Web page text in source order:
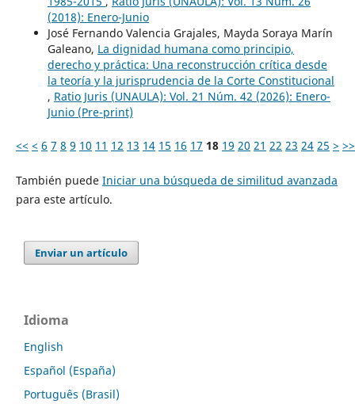
(2018): Enero-Junio
José Fernando Valencia Grajales, Mayda Soraya Marín
Galeano, La dignidad humana como principio,
derecho y práctica: Una reconstrucción crítica desde
la teoría y la jurisprudencia de la Corte Constitucional
, Ratio Juris (UNAULA): Vol. 21 Núm. 42 (2026): Enero-
Junio (Pre-print)
<< < 6 7 8 9 10 11 12 13 14 15 16 17 18 19 20 21 22 23 24 25 > >>
También puede Iniciar una búsqueda de similitud avanzada
para este artículo.
Enviar un artículo
Idioma
English
Español (España)
Português (Brasil)